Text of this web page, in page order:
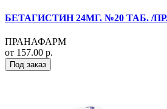
БЕТАГИСТИН 24МГ. №20 ТАБ. /
ПРАНАФАРМ
от 157.00 р.
Под заказ